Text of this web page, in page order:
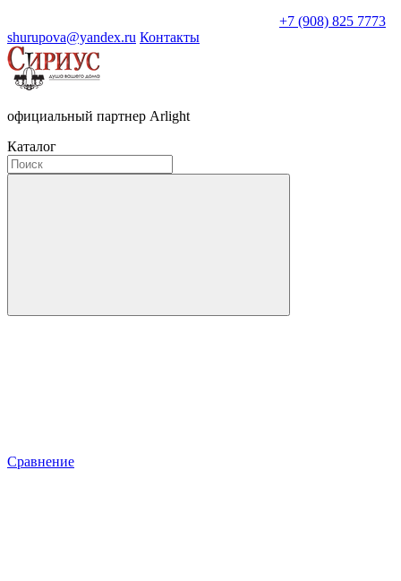
+7 (908) 825 7773
shurupova@yandex.ru Контакты
официальный партнер Arlight
Каталог
Сравнение